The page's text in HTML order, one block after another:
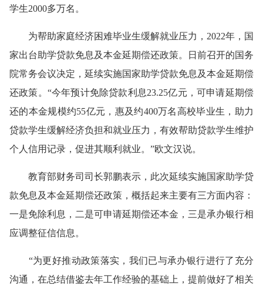
学生2000多万名。
为帮助家庭经济困难毕业生缓解就业压力，2022年，国
家出台助学贷款免息及本金延期偿还政策。日前召开的国务
院常务会议决定，延续实施国家助学贷款免息及本金延期偿
还政策。“今年预计免除贷款利息23.25亿元，可申请延期偿
还的本金规模约55亿元，惠及约400万名高校毕业生，助力
贷款学生缓解经济负担和就业压力，有效帮助贷款学生维护
个人信用记录，促进其顺利就业。”欧文汉说。
教育部财务司司长郭鹏表示，此次延续实施国家助学贷
款免息及本金延期偿还政策，概括起来主要有三方面内容：
一是免除利息，二是可申请延期偿还本金，三是承办银行相
应调整征信信息。
“为更好推动政策落实，我们已与承办银行进行了充分
沟通，在总结借鉴去年工作经验的基础上，提前做好了相关